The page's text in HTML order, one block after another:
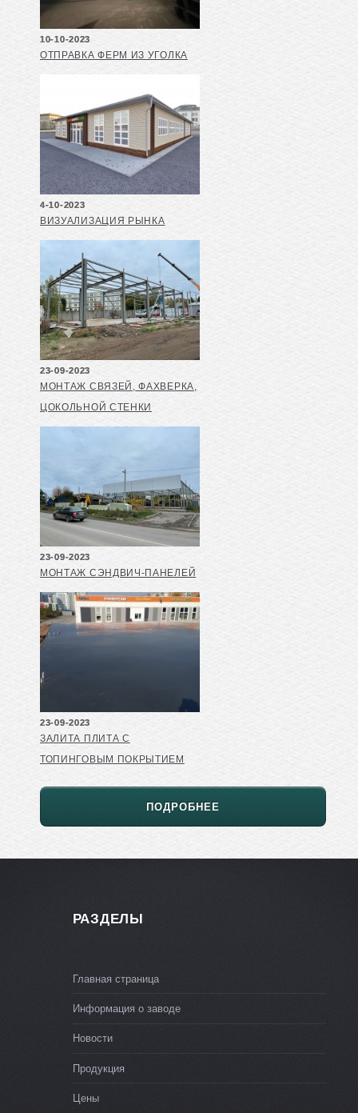
10-10-2023
ОТПРАВКА ФЕРМ ИЗ УГОЛКА
4-10-2023
ВИЗУАЛИЗАЦИЯ РЫНКА
23-09-2023
МОНТАЖ СВЯЗЕЙ, ФАХВЕРКА,
ЦОКОЛЬНОЙ СТЕНКИ
23-09-2023
МОНТАЖ СЭНДВИЧ-ПАНЕЛЕЙ
23-09-2023
ЗАЛИТА ПЛИТА С
ТОПИНГОВЫМ ПОКРЫТИЕМ
ПОДРОБНЕЕ
РАЗДЕЛЫ
Главная страница
Информация о заводе
Новости
Продукция
Цены